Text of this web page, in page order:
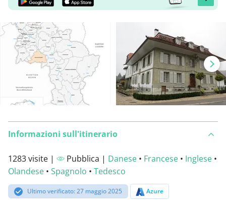
Informazioni sull'itinerario
1283 visite | Pubblica | Danese • Francese • Inglese •
Olandese • Spagnolo • Tedesco
Ultimo verificato: 27 maggio 2025 Azure